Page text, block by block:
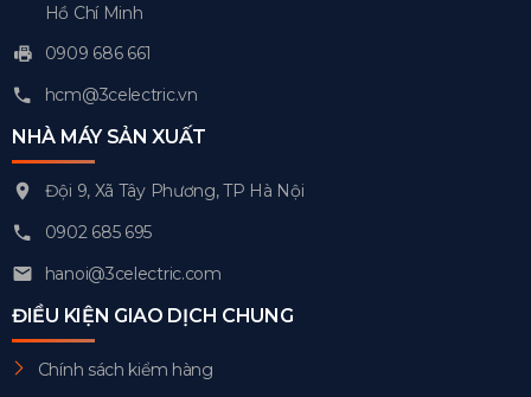
Hồ Chí Minh
0909 686 661
hcm@3celectric.vn
NHÀ MÁY SẢN XUẤT
Đội 9, Xã Tây Phương, TP Hà Nội
0902 685 695
hanoi@3celectric.com
ĐIỀU KIỆN GIAO DỊCH CHUNG
Chính sách kiểm hàng